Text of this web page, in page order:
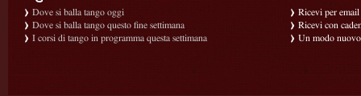
Dove si balla tango oggi
Dove si balla tango questo fine settimana
I corsi di tango in programma questa settimana
Ricevi per
Ricevi con
Un modo